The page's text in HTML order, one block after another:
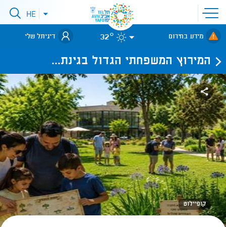
פתיחת
תפריט
אתר
לאתר עיריית
תל-אביב
פתיחתHE
מידע בחירום 32° דיגיתל שלי
המירוץ המשפחתי הגדול בגינת...
קופיילוט